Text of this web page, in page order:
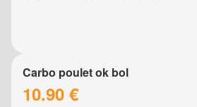
Carbo poulet ok bol
10.90 €